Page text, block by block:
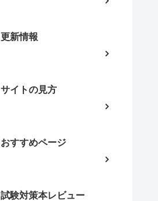
更新情報
サイトの見方
おすすめページ
試験対策本レビュー